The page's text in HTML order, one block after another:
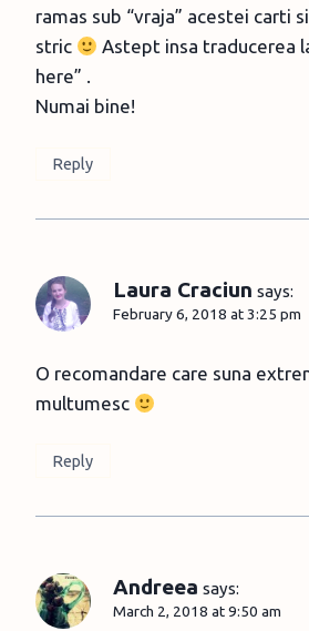
ramas sub “vraja” acestei carti
stric
Astept insa traducerea
here” .
Numai bine!
Reply
Laura Craciun says:
February 6, 2018 at 3:25 pm
O recomandare care suna
multumesc
Reply
Andreea says:
March 2, 2018 at 9:50 am